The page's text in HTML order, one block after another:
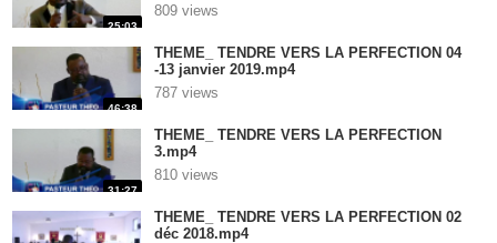
25:03
809 views
46:38
THEME_ TENDRE VERS LA PERFECTION 04
-13 janvier 2019.mp4
787 views
31:27
THEME_ TENDRE VERS LA PERFECTION
3.mp4
810 views
THEME_ TENDRE VERS LA PERFECTION 02
déc 2018.mp4